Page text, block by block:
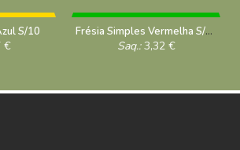
S/10
€
Frésia Simples Vermelha S/10
Saq.:3,32 €